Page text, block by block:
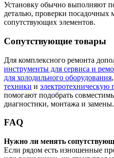
Установку обычно выполняют
деталью, проверки посадочных
сопутствующих элементов.
Сопутствующие товары
Для комплексного ремонта
инструменты для сервиса и
для холодильного оборудования,
техники и
помогают подобрать
диагностики, монтажа и замены.
FAQ
Нужно ли менять
Если рядом есть изношенные